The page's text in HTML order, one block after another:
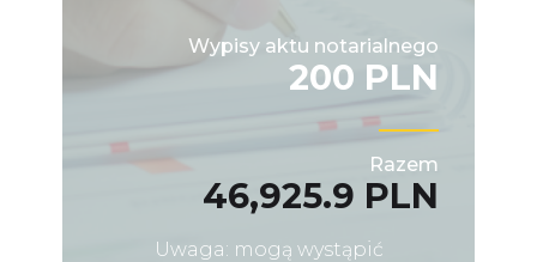
Wypisy aktu notarialnego
200 PLN
Razem
46,925.9 PLN
Uwaga: mogą wystąpić